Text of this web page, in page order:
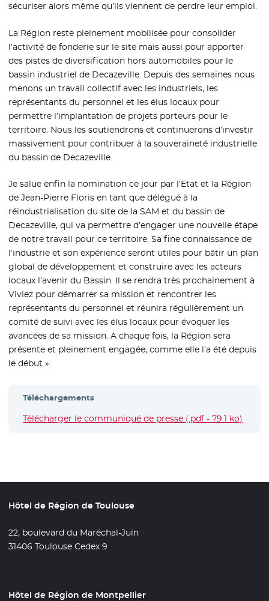
sécuriser alors même qu’ils viennent de perdre leur emploi.
La Région reste pleinement mobilisée pour consolider
l’activité de fonderie sur le site mais aussi pour apporter
des pistes de diversification hors automobiles pour le
bassin industriel de Decazeville. Depuis des semaines nous
menons un travail collectif avec les industriels, les
représentants du personnel et les élus locaux pour
permettre l’implantation de projets porteurs pour le
territoire. Nous les soutiendrons et continuerons d’investir
massivement pour contribuer à la souveraineté industrielle
du bassin de Decazeville.
Je salue enfin la nomination ce jour par l’Etat et la Région
de Jean-Pierre Floris en tant que délégué à la
réindustrialisation du site de la SAM et du bassin de
Decazeville, qui va permettre d’engager une nouvelle étape
de notre travail pour ce territoire. Sa fine connaissance de
l’industrie et son expérience seront utiles pour bâtir un plan
global de développement et construire avec les acteurs
locaux l’avenir du Bassin. Il se rendra très prochainement à
Viviez pour démarrer sa mission et rencontrer les
représentants du personnel et réunira régulièrement un
comité de suivi avec les élus locaux pour évoquer les
avancées de sa mission. A chaque fois, la Région sera
présente et pleinement engagée, comme elle l’a été depuis
le début ».
Téléchargements
Télécharger le communiqué de presse (.pdf - 79.1 ko)
Hôtel de Région de Toulouse
22, boulevard du Maréchal-Juin
31406 Toulouse Cedex 9
Hôtel de Région de Montpellier